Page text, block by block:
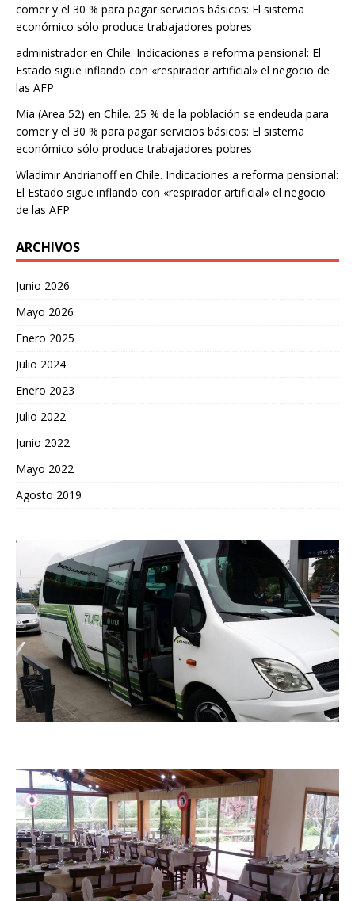
comer y el 30 % para pagar servicios básicos: El sistema
económico sólo produce trabajadores pobres
administradoren Chile. Indicaciones a reforma pensional: El
Estado sigue inflando con «respirador artificial» el negocio de
las AFP
Mia (Area 52) en Chile. 25 % de la población se endeuda para
comer y el 30 % para pagar servicios básicos: El sistema
económico sólo produce trabajadores pobres
Wladimir Andrianoffen Chile. Indicaciones a reforma pensional:
El Estado sigue inflando con «respirador artificial» el negocio
de las AFP
ARCHIVOS
Junio 2026
Mayo 2026
Enero 2025
Julio 2024
Enero 2023
Julio 2022
Junio 2022
Mayo 2022
Agosto 2019